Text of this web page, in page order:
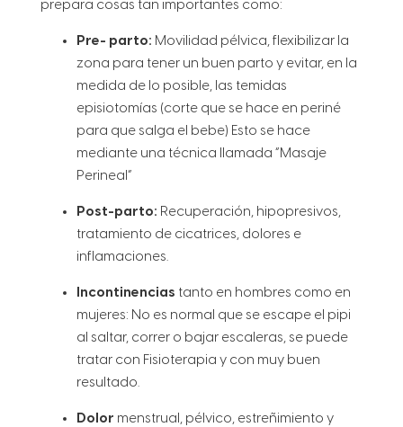
prepara cosas tan importantes como:
Pre- parto: Movilidad pélvica, flexibilizar la
zona para tener un buen parto y evitar, en la
medida de lo posible, las temidas
episiotomías (corte que se hace en periné
para que salga el bebe) Esto se hace
mediante una técnica llamada “Masaje
Perineal”
Post-parto: Recuperación, hipopresivos,
tratamiento de cicatrices, dolores e
inflamaciones.
Incontinencias tanto en hombres como en
mujeres: No es normal que se escape el pipi
al saltar, correr o bajar escaleras, se puede
tratar con Fisioterapia y con muy buen
resultado.
Dolor menstrual, pélvico, estreñimiento y